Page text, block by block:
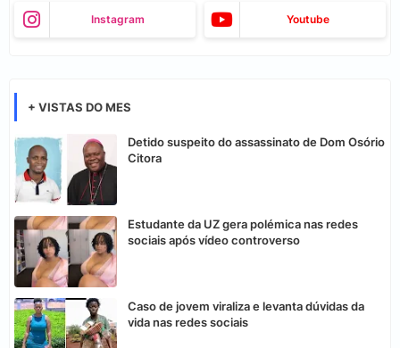
Instagram Youtube
+ VISTAS DO MES
Detido suspeito do assassinato de Dom Osório
Citora
Estudante da UZ gera polémica nas redes
sociais após vídeo controverso
Caso de jovem viraliza e levanta dúvidas da
vida nas redes sociais